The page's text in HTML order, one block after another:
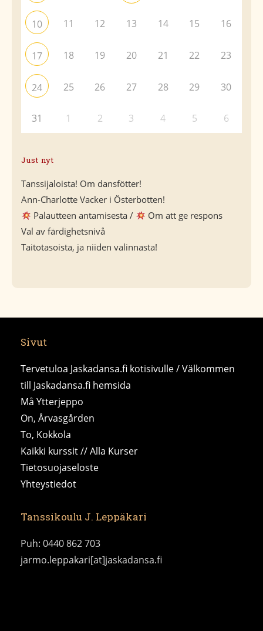
10 11 12 13 14 15 16
17 18 19 20 21 22 23
24 25 26 27 28 29 30
31 1 2 3 4 5 6
Just nyt
Tanssijaloista! Om dansfötter!
Ann-Charlotte Vacker i Österbotten!
Palautteen antamisesta /
Om att ge respons
Val av färdighetsnivå
Taitotasoista, ja niiden valinnasta!
Sivut
Tervetuloa Jaskadansa.fi kotisivulle / Välkommen
till Jaskadansa.fi hemsida
Må Ytterjeppo
On, Årvasgården
To, Kokkola
Kaikki kurssit // Alla Kurser
Tietosuojaseloste
Yhteystiedot
Tanssikoulu J. Leppäkari
Puh: 0440 862 703
jarmo.leppakari[at]jaskadansa.fi